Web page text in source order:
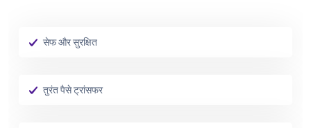
सेफ और सुरक्षित
तुरंत पैसे ट्रांसफर